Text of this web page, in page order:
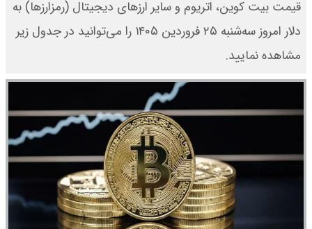
قیمت بیت کوین، اتریوم و سایر ارز‌های دیجیتال (رمزارزها) به
دلار امروز سه‌شنبه ۲۵ فروردین ۱۴۰۵ را می‌توانید در جدول زیر
مشاهده نمایید.